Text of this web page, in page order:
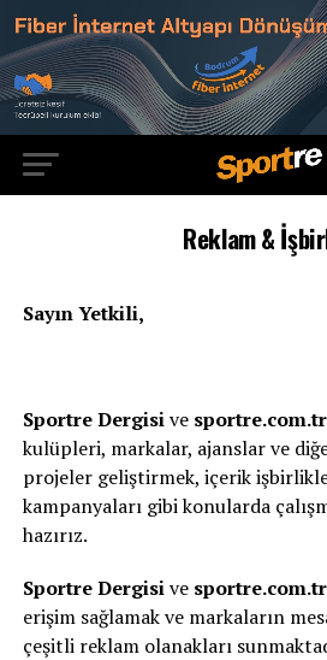
Reklam &
Sayın Yetkili,
Sportre Dergisive sportre.com.tr
kulüpleri, markalar, ajanslar ve
projeler geliştirmek, içerik
kampanyaları gibi konularda
hazırız.
Sportre Dergisive sportre.com.tr
erişim sağlamak ve markaların
çeşitli reklam olanakları